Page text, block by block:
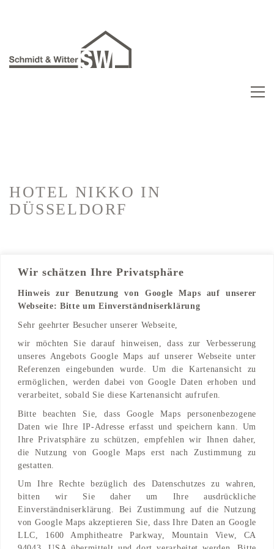
Wir schätzen Ihre Privatsphäre
Hinweis zur Benutzung von Google Maps auf unserer
Webseite: Bitte um Einverständniserklärung
Sehr geehrter Besucher unserer Webseite,
wir möchten Sie darauf hinweisen, dass zur Verbesserung
unseres Angebots Google Maps auf unserer Webseite unter
Referenzen eingebunden wurde. Um die Kartenansicht zu
ermöglichen, werden dabei von Google Daten erhoben und
verarbeitet, sobald Sie diese Kartenansicht aufrufen.
Bitte beachten Sie, dass Google Maps personenbezogene
Daten wie Ihre IP-Adresse erfasst und speichern kann. Um
Ihre Privatsphäre zu schützen, empfehlen wir Ihnen daher,
die Nutzung von Google Maps erst nach Zustimmung zu
gestatten.
Um Ihre Rechte bezüglich des Datenschutzes zu wahren,
bitten wir Sie daher um Ihre ausdrückliche
Einverständniserklärung. Bei Zustimmung auf die Nutzung
von Google Maps akzeptieren Sie, dass Ihre Daten an Google
LLC, 1600 Amphitheatre Parkway, Mountain View, CA
HOTEL NIKKO IN
DÜSSELDORF
Trockenbau
Adresse
Immermannstraße 41
40210 Düsseldorf, Nordrhein-Westfalen, DE
Find on Map